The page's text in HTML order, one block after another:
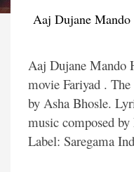
Aaj Dujane Mando
Aaj Dujane Mando
movie Fariyad . The
by Asha Bhosle.
music composed
Label: Saregama